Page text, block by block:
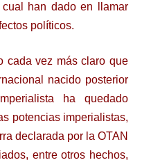
han dado en llamar
políticos.
cada vez más claro que
nacido posterior
ha quedado
potencias imperialistas,
declarada por la OTAN
entre otros hechos,